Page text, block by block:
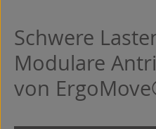
Schwere
Modulare
von